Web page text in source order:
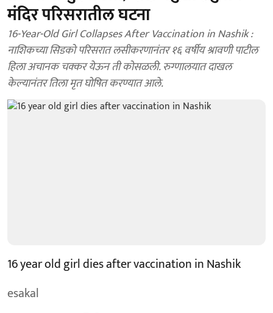
मंदिर परिसरातील घटना
16-Year-Old Girl Collapses After Vaccination in Nashik :
नाशिकच्या सिडको परिसरात लसीकरणानंतर १६ वर्षीय श्रावणी पाटील
हिला अचानक चक्कर येऊन ती कोसळली. रुग्णालयात दाखल
केल्यानंतर तिला मृत घोषित करण्यात आले.
16 year old girl dies after vaccination in Nashik
esakal